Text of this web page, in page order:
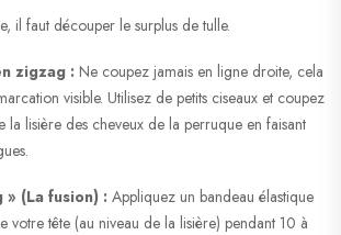
il faut découper le surplus de tulle.
zigzag : Ne coupez jamais en ligne droite, cela
visible. Utilisez de petits ciseaux et coupez
la lisière des cheveux de la perruque en faisant
(La fusion) : Appliquez un bandeau élastique
votre tête (au niveau de la lisière) pendant 10 à